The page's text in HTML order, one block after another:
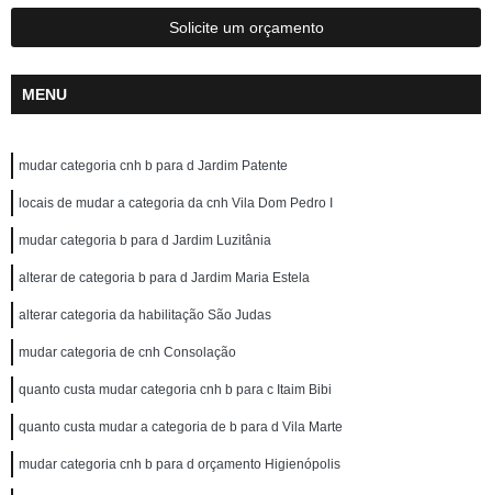
Solicite um orçamento
MENU
mudar categoria cnh b para d Jardim Patente
locais de mudar a categoria da cnh Vila Dom Pedro I
mudar categoria b para d Jardim Luzitânia
alterar de categoria b para d Jardim Maria Estela
alterar categoria da habilitação São Judas
mudar categoria de cnh Consolação
quanto custa mudar categoria cnh b para c Itaim Bibi
quanto custa mudar a categoria de b para d Vila Marte
mudar categoria cnh b para d orçamento Higienópolis